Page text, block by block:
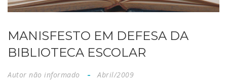
MANISFESTO EM DEFESA DA
BIBLIOTECA ESCOLAR
Autor não informado Abril/2009